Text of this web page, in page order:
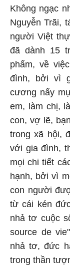
Không ngạc
Nguyễn Trãi,
người Việt
đã dành 15
phẩm, về
đình, bởi vì
cương nẩy
em, làm chị,
con, vợ lẽ,
trong xã hội,
với gia đình,
mọi chi tiết
hạnh, bởi vì
con người
từ cái kén
nhả tơ cuộc
source de
nhả tơ, đức
trong thần